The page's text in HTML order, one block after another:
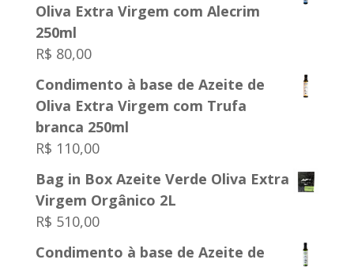
Oliva Extra Virgem com Alecrim
250ml
R$ 80,00
Condimento à base de Azeite de
Oliva Extra Virgem com Trufa
branca 250ml
R$ 110,00
Bag in Box Azeite Verde Oliva Extra
Virgem Orgânico 2L
R$ 510,00
Condimento à base de Azeite de